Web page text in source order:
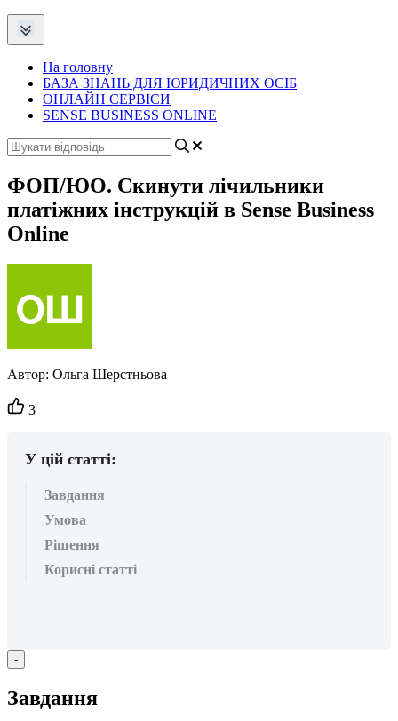
На головну
БАЗА ЗНАНЬ ДЛЯ ЮРИДИЧНИХ ОСІБ
ОНЛАЙН СЕРВІСИ
SENSE BUSINESS ONLINE
ФОП/ЮО. Скинути лічильники
платіжних інструкцій в Sense Business
Online
Автор: Ольга Шерстньова
Кількість
вподобайок:
3
У цій статті:
Завдання
Умова
Рішення
Корисні статті
-
Завдання